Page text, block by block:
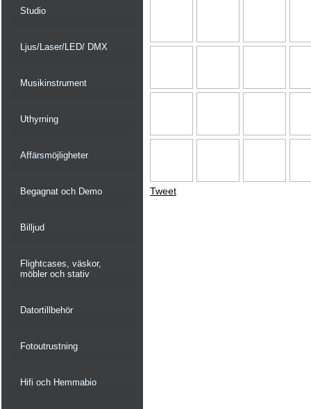
Studio
Ljus/Laser/LED/ DMX
Musikinstrument
Uthyrning
Affärsmöjligheter
Begagnat och Demo
Billjud
Flightcases, väskor,
möbler och stativ
Datortillbehör
Fotoutrustning
Hifi och Hemmabio
Tweet